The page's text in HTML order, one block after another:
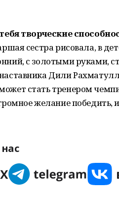
творческие
сестра рисовала, в
с золотыми руками,
Дили
стать тренером
желание победить,